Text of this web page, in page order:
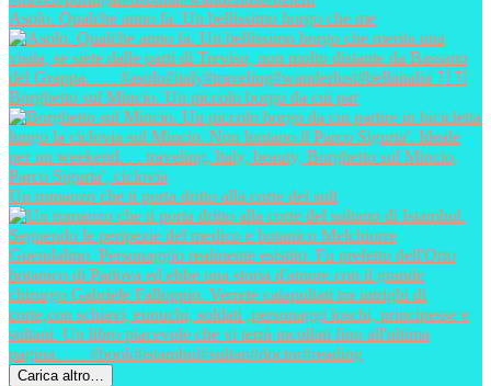
Asolo. Qualche anno fa. Un bellissimo borgo che me
Borghetto sul Mincio. Un piccolo borgo da cui par
Un romanzo che ti porta dritto alla corte del sult
Carica altro…